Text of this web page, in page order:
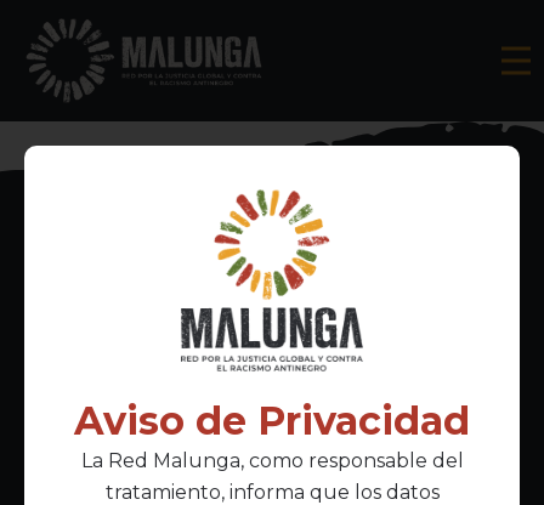
Inscríbete al boletín informativo
Acepto lapolítica de privacidad
Aviso de Privacidad
La Red Malunga, como responsable del
tratamiento, informa que los datos